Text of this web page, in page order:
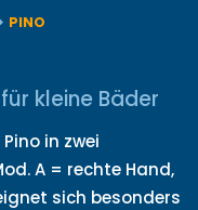
PINO
kleine Bäder
in zwei
A = rechte Hand,
sich besonders